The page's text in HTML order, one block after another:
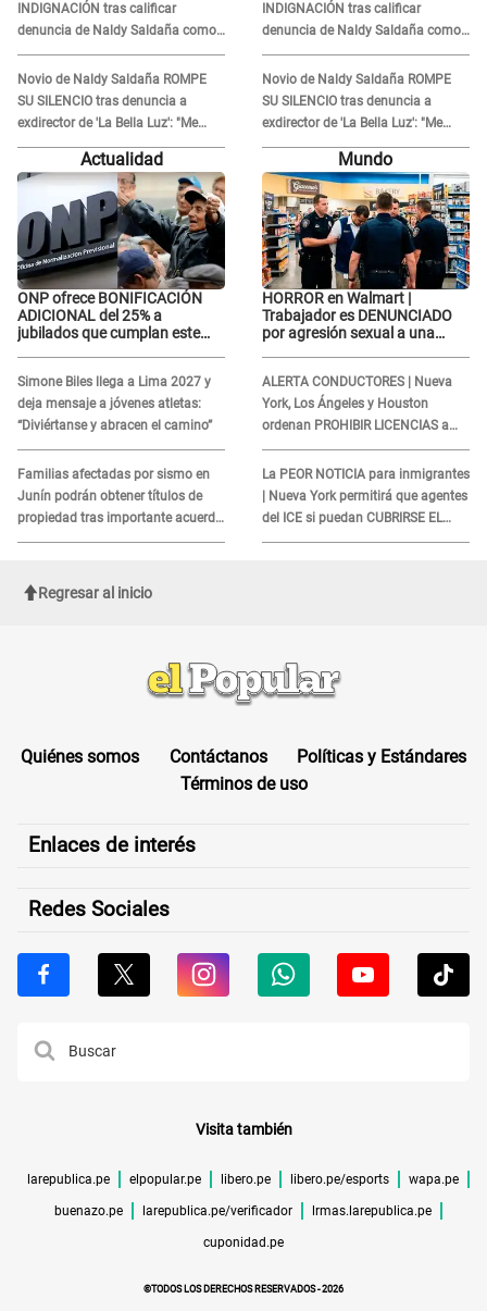
INDIGNACIÓN tras calificar
denuncia de Naldy Saldaña como
'acto bochornoso': "No es justo
atacar a otra mujer"
Novio de Naldy Saldaña ROMPE
SU SILENCIO tras denuncia a
exdirector de 'La Bella Luz': "Me
basta con que ella esté bien"
INDIGNACIÓN tras calificar
denuncia de Naldy Saldaña como
'acto bochornoso': "No es justo
atacar a otra mujer"
Novio de Naldy Saldaña ROMPE
SU SILENCIO tras denuncia a
exdirector de 'La Bella Luz': "Me
basta con que ella esté bien"
Actualidad
ONP ofrece BONIFICACIÓN
ADICIONAL del 25% a
jubilados que cumplan este
Simone Biles llega a Lima 2027 y
deja mensaje a jóvenes atletas:
“Diviértanse y abracen el camino”
Familias afectadas por sismo en
Junín podrán obtener títulos de
propiedad tras importante acuerdo
de Cofopri
Mundo
HORROR en Walmart |
Trabajador es DENUNCIADO
por agresión sexual a una
ALERTA CONDUCTORES | Nueva
York, Los Ángeles y Houston
ordenan PROHIBIR LICENCIAS a
quienes no presenten ESTE
DOCUMENTO
La PEOR NOTICIA para inmigrantes
| Nueva York permitirá que agentes
del ICE si puedan CUBRIRSE EL
ROSTRO
Regresar al inicio
Quiénes somos Contáctanos
Políticas y Estándares
Términos de uso
Enlaces de interés
Redes Sociales
Visita también
larepublica.pe elpopular.pe libero.pe libero.pe/esports wapa.pe
buenazo.pe larepublica.pe/verificador lrmas.larepublica.pe
cuponidad.pe
©TODOS LOS DERECHOS RESERVADOS -2026